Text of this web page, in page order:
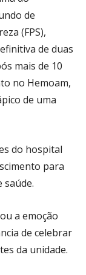
de
(FPS),
de duas
mais de 10
no Hemoam,
de uma
do hospital
para
saúde.
a emoção
de celebrar
da unidade.